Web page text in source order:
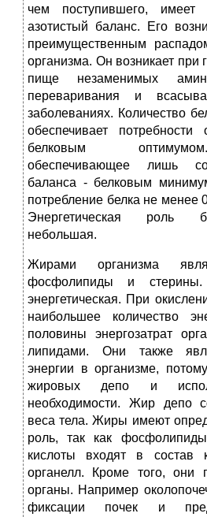
чем поступившего, имеет
азотистый баланс. Его
преимущественным
организма. Он возникает при
пище незаменимых
переваривания и
заболеваниях. Количество
обеспечивает потребности
белковым
обеспечивающее лишь
баланса - белковым
потребление белка не менее
Энергетическая роль
небольшая.
Жирами организма
фосфолипиды и
энергетическая. При
наибольшее количество
половины энергозатрат
липидами. Они также
энергии в организме,
жировых депо и
необходимости. Жир депо
веса тела. Жиры имеют
роль, так как
кислоты входят в состав
органелл. Кроме того, они
органы. Например
фиксации почек и